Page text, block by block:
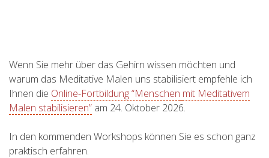
Wenn Sie mehr über das Gehirn wissen möchten und
warum das Meditative Malen uns stabilisiert empfehle ich
Ihnen die Online-Fortbildung “Menschen mit Meditativem
Malen stabilisieren” am 24. Oktober 2026.
In den kommenden Workshops können Sie es schon ganz
praktisch erfahren.